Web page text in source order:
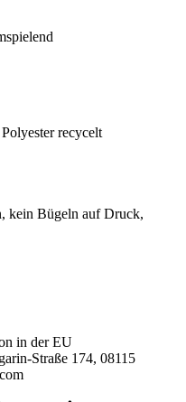
recycelt
kein Bügeln auf Druck,
in der EU
Straße 174, 08115